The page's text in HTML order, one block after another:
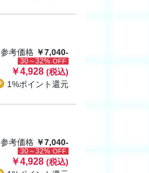
参考価格 ￥7,040-
30～32% OFF
￥4,928 (税込)
1%ポイント還元
参考価格 ￥7,040-
30～32% OFF
￥4,928 (税込)